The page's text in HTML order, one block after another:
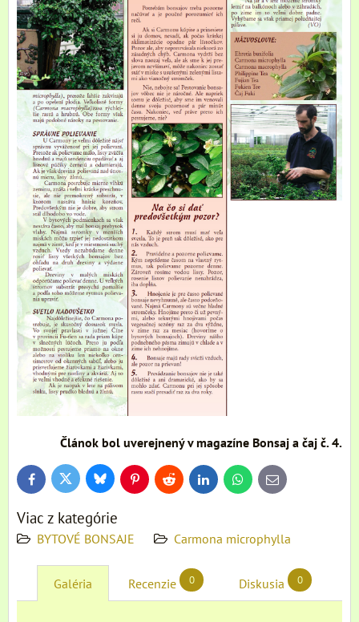
Článok bol uverejnený v magazíne Bonsaj a čaj č. 4.
FacebookTwitter BlueskyPinterestReddit LinkedInWhatsApp
E-
mail
Viac z kategórie
BYTOVÉ BONSAJE Carmona microphylla
Galéria Recenzie 0 Diskusia 0